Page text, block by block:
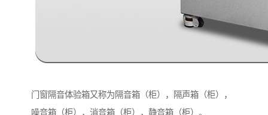
门窗隔音体验箱又称为隔音箱（柜），隔声箱（柜），
噪音箱（柜），消音箱（柜），静音箱（柜）。